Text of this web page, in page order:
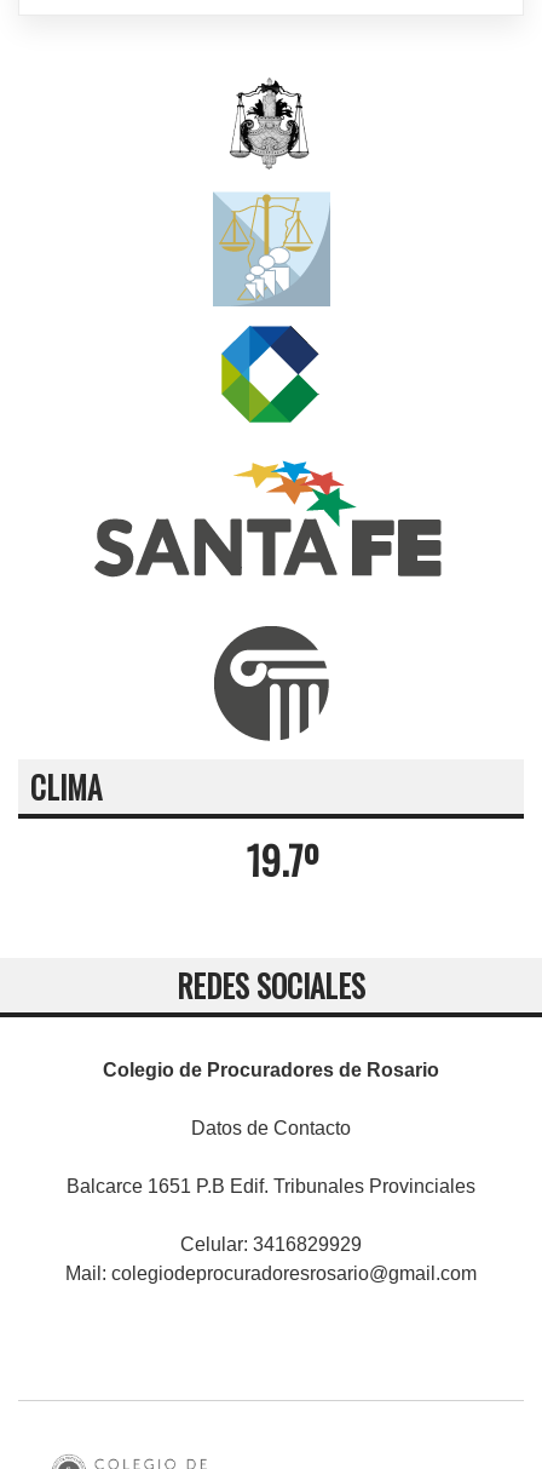
CLIMA
19.7º
REDES SOCIALES
Colegio de Procuradores de Rosario
Datos de Contacto
Balcarce 1651 P.B Edif. Tribunales Provinciales
Celular: 3416829929
Mail: colegiodeprocuradoresrosario@gmail.com